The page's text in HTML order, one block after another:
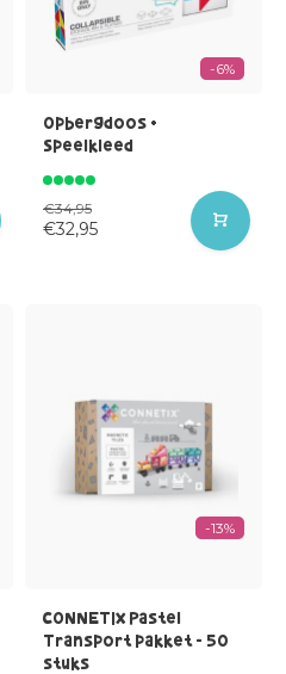
-6%
Opbergdoos +
Speelkleed
€34,95
€32,95
-13%
CONNETIX Pastel
Transport pakket - 50
stuks